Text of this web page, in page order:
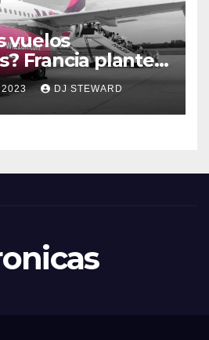
vuelos
Francia plantea
que podría
2023 DJ STEWARD